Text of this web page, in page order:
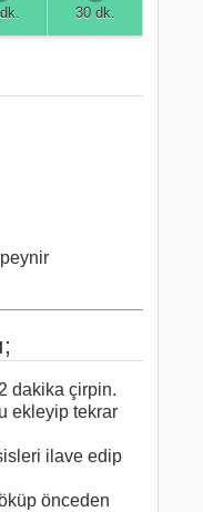
30 dk.
dakika çirpin.
ekleyip tekrar
ilave edip
önceden